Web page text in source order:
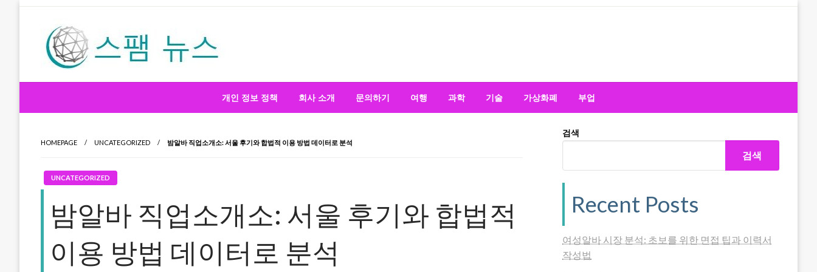
개인 정보 정책 회사 소개 문의하기 여행 과학 기술 가상화폐 부업
HOMEPAGE UNCATEGORIZED 밤알바 직업소개소: 서울 후기와 합법적 이용 방법 데이터로 분석
UNCATEGORIZED
밤알바 직업소개소: 서울 후기와 합법적
이용 방법 데이터로 분석
검색
검색
Recent Posts
여성알바 시장 분석: 초보를 위한 면접 팁과 이력서
작성법